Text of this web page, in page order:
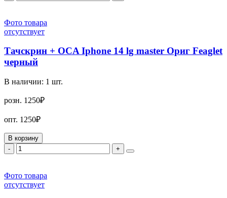
Фото товара
отсутствует
Тачскрин + OCA Iphone 14 lg master Ориг Feaglet
черный
В наличии: 1 шт.
розн. 1250₽
опт. 1250₽
В корзину
-
+
Фото товара
отсутствует